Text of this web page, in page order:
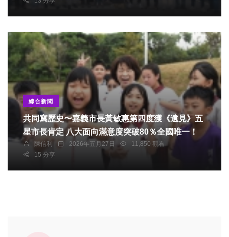
綜合新聞
共同寫歷史〜嘉義市長黃敏惠第四度獲《遠見》五
星市長肯定 八大面向滿意度突破80％全國唯一！
陳信利 2026年五月27日
11,850 觀看
15 分享